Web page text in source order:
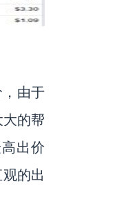
由于
的帮
出价
的出